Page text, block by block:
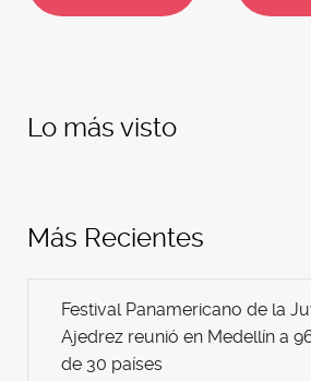
Lo más visto
Más Recientes
Festival Panamericano de la
Ajedrez reunió en Medellín a
de 30 países